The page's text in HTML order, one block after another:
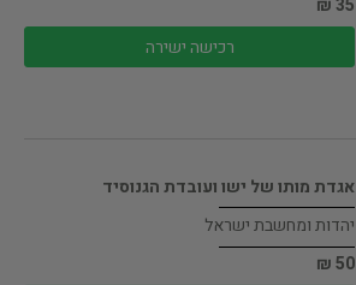
35 ₪
רכישה ישירה
אגדת מותו של ישו ועובדת הגנוסיד
יהדות ומחשבת ישראל
50 ₪